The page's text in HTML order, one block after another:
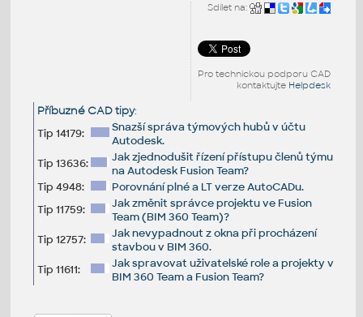
Sdílet na:
Pro technickou podporu CAD
kontaktujte Helpdesk
Příbuzné CAD tipy:
Tip 14179:
Snazší správa týmových hubů v účtu
Autodesk.
Tip 13636:
Jak zjednodušit řízení přístupu členů týmu
na Autodesk Fusion Team?
Tip 4948:
Porovnání plné a LT verze AutoCADu.
Tip 11759:
Jak změnit správce projektu ve Fusion
Team (BIM 360 Team)?
Tip 12757:
Jak nevypadnout z okna při procházení
stavbou v BIM 360.
Tip 11611:
Jak spravovat uživatelské role a projekty v
BIM 360 Team a Fusion Team?